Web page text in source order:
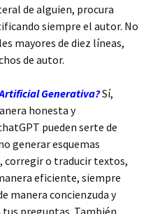
de alguien, procura
siempre el autor. No
mayores de diez líneas,
de autor.
Generativa?Sí,
honesta y
pueden serte de
generar esquemas
corregir o traducir textos,
eficiente, siempre
manera concienzuda y
tus preguntas. También